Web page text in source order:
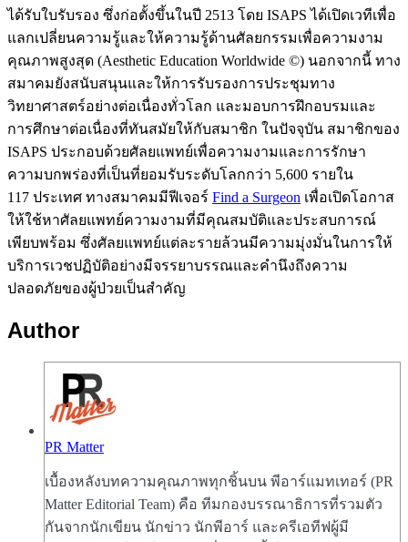
ได้รับใบรับรอง ซึ่งก่อตั้งขึ้นในปี 2513 โดย ISAPS ได้เปิดเวทีเพื่อ
แลกเปลี่ยนความรู้และให้ความรู้ด้านศัลยกรรมเพื่อความงาม
คุณภาพสูงสุด (Aesthetic Education Worldwide ©) นอกจากนี้ ทาง
สมาคมยังสนับสนุนและให้การรับรองการประชุมทาง
วิทยาศาสตร์อย่างต่อเนื่องทั่วโลก และมอบการฝึกอบรมและ
การศึกษาต่อเนื่องที่ทันสมัยให้กับสมาชิก ในปัจจุบัน สมาชิกของ
ISAPS ประกอบด้วยศัลยแพทย์เพื่อความงามและการรักษา
ความบกพร่องที่เป็นที่ยอมรับระดับโลกกว่า 5,600 รายใน
117 ประเทศ ทางสมาคมมีฟีเจอร์ Find a Surgeon เพื่อเปิดโอกาส
ให้ใช้หาศัลยแพทย์ความงามที่มีคุณสมบัติและประสบการณ์
เพียบพร้อม ซึ่งศัลยแพทย์แต่ละรายล้วนมีความมุ่งมั่นในการให้
บริการเวชปฏิบัติอย่างมีจรรยาบรรณและคำนึงถึงความ
ปลอดภัยของผู้ป่วยเป็นสำคัญ
Author
PR Matter
เบื้องหลังบทความคุณภาพทุกชิ้นบน พีอาร์แมทเทอร์ (PR
Matter Editorial Team) คือ ทีมกองบรรณาธิการที่รวมตัว
กันจากนักเขียน นักข่าว นักพีอาร์ และครีเอทีฟผู้มี